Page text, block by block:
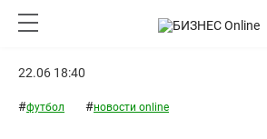
22.06 18:40
#футбол #новости online